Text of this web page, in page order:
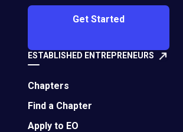
Get Started
ESTABLISHED ENTREPRENEURS
Chapters
Find a Chapter
Apply to EO